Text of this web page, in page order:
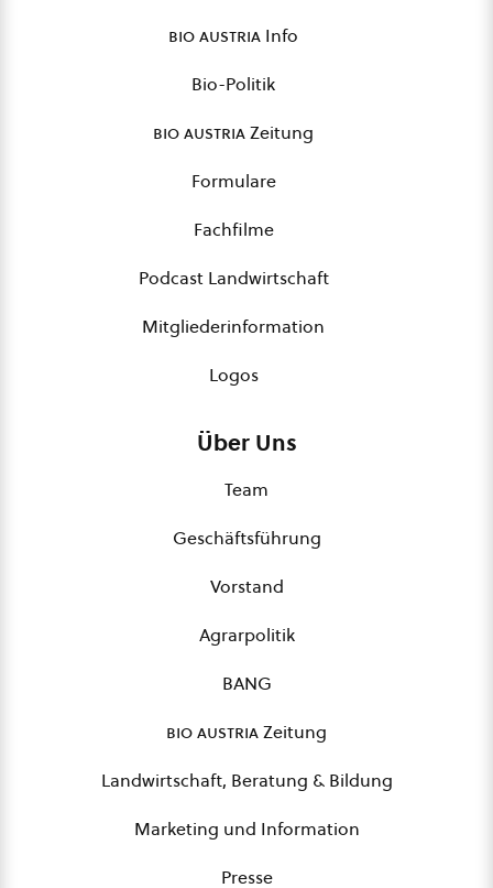
bio austria Info
Bio-Politik
bio austriaZeitung
Formulare
Fachfilme
Podcast Landwirtschaft
Mitgliederinformation
Logos
Über Uns
Team
Geschäftsführung
Vorstand
Agrarpolitik
BANG
bio austriaZeitung
Landwirtschaft, Beratung & Bildung
Marketing und Information
Presse